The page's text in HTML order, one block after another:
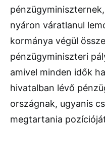
nyáron váratlanul
kormánya végül
pénzügyminiszteri
amivel minden idők
hivatalban lévő
országnak, ugyanis
megtartania